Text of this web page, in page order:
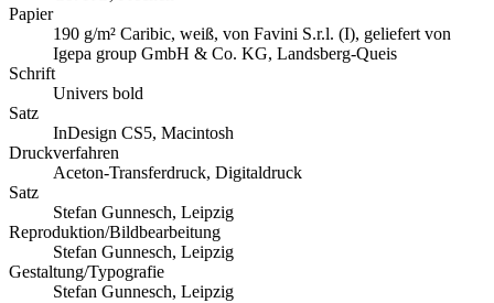
Papier
190 g/m² Caribic, weiß, von Favini S.r.l. (I), geliefert von
Igepa group GmbH & Co. KG, Landsberg-Queis
Schrift
Univers bold
Satz
InDesign CS5, Macintosh
Druckverfahren
Aceton-Transferdruck, Digitaldruck
Satz
Stefan Gunnesch, Leipzig
Reproduktion/Bildbearbeitung
Stefan Gunnesch, Leipzig
Gestaltung/Typografie
Stefan Gunnesch, Leipzig